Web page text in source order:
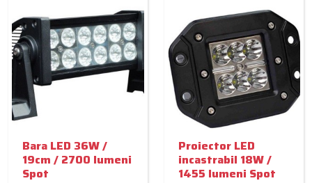
Bara LED 36W /
19cm / 2700 lumeni
Spot
Proiector LED
incastrabil 18W /
1455 lumeni Spot